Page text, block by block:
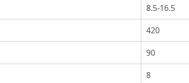
8.5-16.5
420
90
8